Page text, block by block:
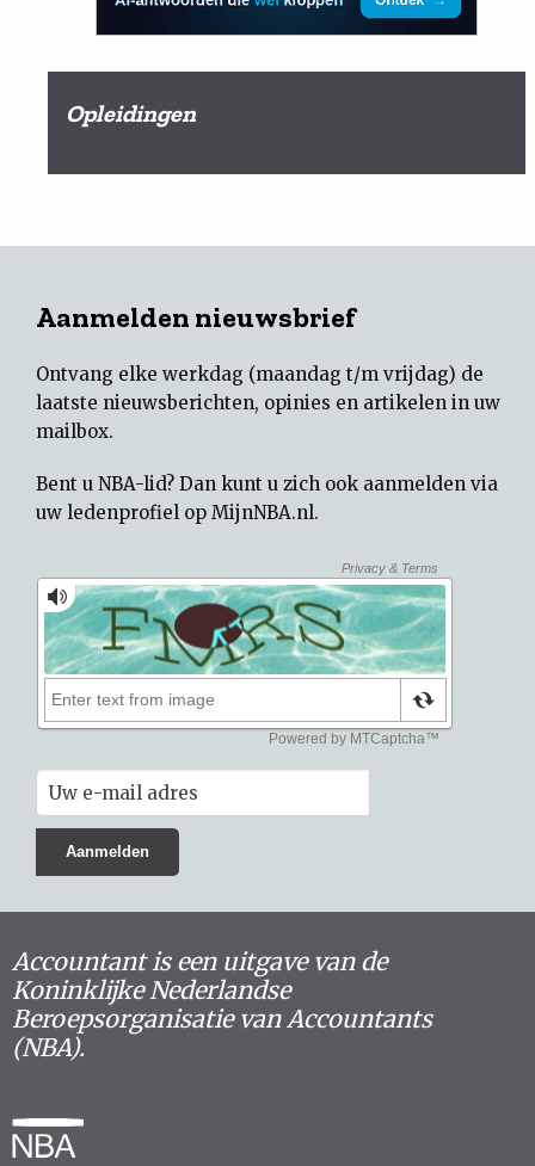
Opleidingen
Aanmelden nieuwsbrief
Ontvang elke werkdag (maandag t/m vrijdag) de
laatste nieuwsberichten, opinies en artikelen in uw
mailbox.
Bent u NBA-lid? Dan kunt u zich ook aanmelden via
uw ledenprofiel op MijnNBA.nl.
Accountant is een uitgave van de
Koninklijke Nederlandse
Beroepsorganisatie van Accountants
(NBA).